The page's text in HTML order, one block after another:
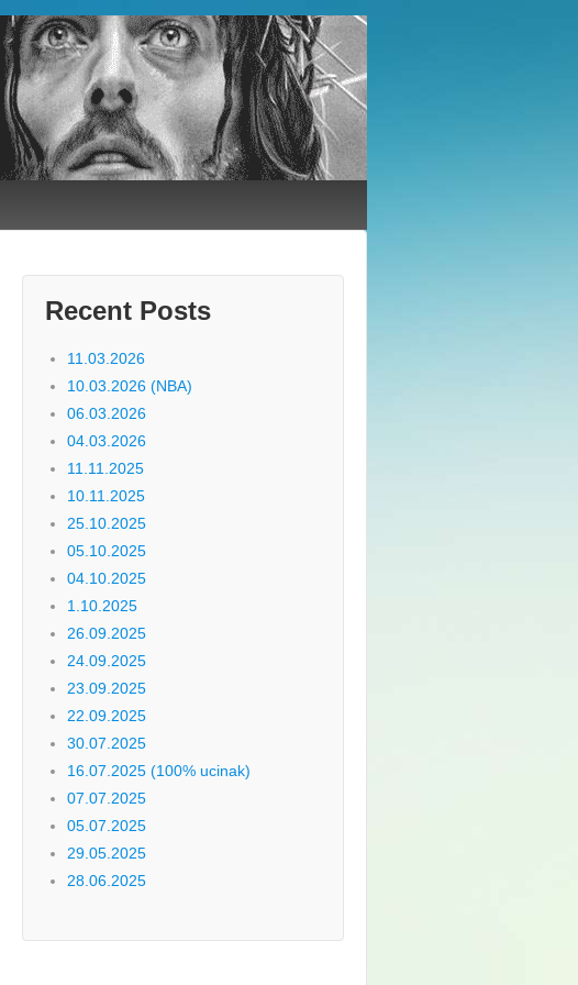
Recent Posts
11.03.2026
10.03.2026 (NBA)
06.03.2026
04.03.2026
11.11.2025
10.11.2025
25.10.2025
05.10.2025
04.10.2025
1.10.2025
26.09.2025
24.09.2025
23.09.2025
22.09.2025
30.07.2025
16.07.2025 (100% ucinak)
07.07.2025
05.07.2025
29.05.2025
28.06.2025